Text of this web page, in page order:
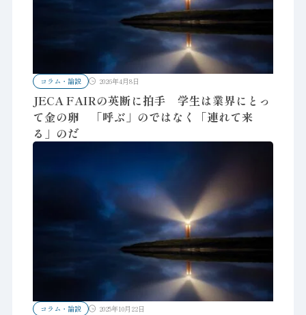
コラム・論説 2026年4月8日
JECA FAIRの英断に拍手 学生は業界にとっ
て金の卵 「呼ぶ」のではなく「連れて来
る」のだ
コラム・論説 2025年10月22日